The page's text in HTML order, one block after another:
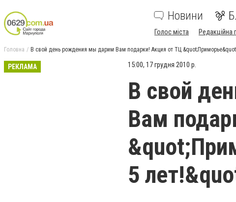
Новини
Голос міста Редакційна
Головна В свой день рождения мы дарим Вам подарки! Акция от ТЦ
РЕКЛАМА 15:00, 17 грудня 2010 р.
В свой
Вам
5